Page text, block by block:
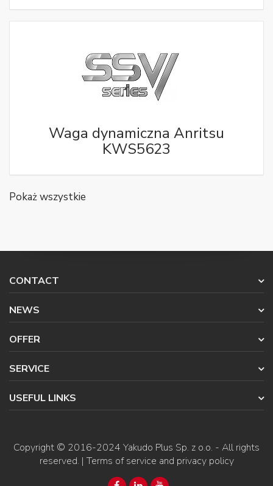
Waga dynamiczna Anritsu
KWS5623
Pokaż wszystkie
CONTACT
NEWS
OFFER
SERVICE
USEFUL LINKS
Copyright © 2016-2024 Yakudo Plus Sp. z o.o. - All rights
reserved. |Terms of service and privacy policy